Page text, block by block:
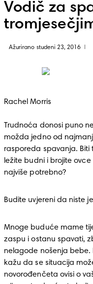
Vodič za
Ažurirano studeni 23, 2016
Rachel Morris
Trudnoća donosi puno
možda jedno od
rasporeda spavanja.
ležite budni i brojite
najviše potrebno?
Budite uvjereni da niste
Mnoge buduće mame
zaspu i ostanu spavati,
nelagode nošenja
kažu da se situacija
novorođenčeta ovisi o